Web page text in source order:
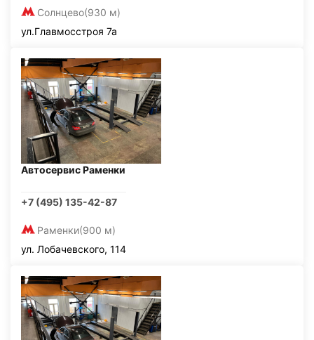
Солнцево(930 м)
ул.Главмосстроя 7а
Автосервис Раменки
+7 (495) 135-42-87
Раменки(900 м)
ул. Лобачевского, 114